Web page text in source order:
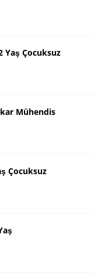
Yaş Çocuksuz
Mühendis
Çocuksuz